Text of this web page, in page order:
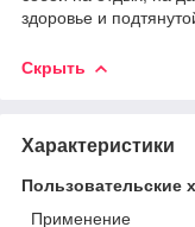
здоровье и
Скрыть
Характеристики
Пользовательские
Применение